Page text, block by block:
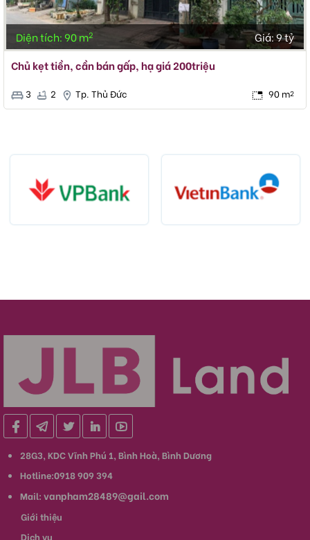
Diện tích: 90 m2 Giá:9 tỷ
Chủ kẹt tiền, cần bán gấp, hạ giá 200triệu
3 2 Tp. Thủ Đức 90 m2
28G3, KDC Vĩnh Phú 1, Bình Hoà, Bình Dương
Hotline:0918 909 394
Mail: vanpham28489@gail.com
Giới thiệu
Dịch vụ